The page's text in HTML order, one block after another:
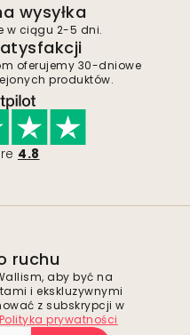
wysyłka
w ciągu 2-5 dni.
oferujemy 30-dniowe
produktów.
4.8
ruchu
aby być na
i ekskluzywnymi
z subskrypcji w
Polityka prywatności